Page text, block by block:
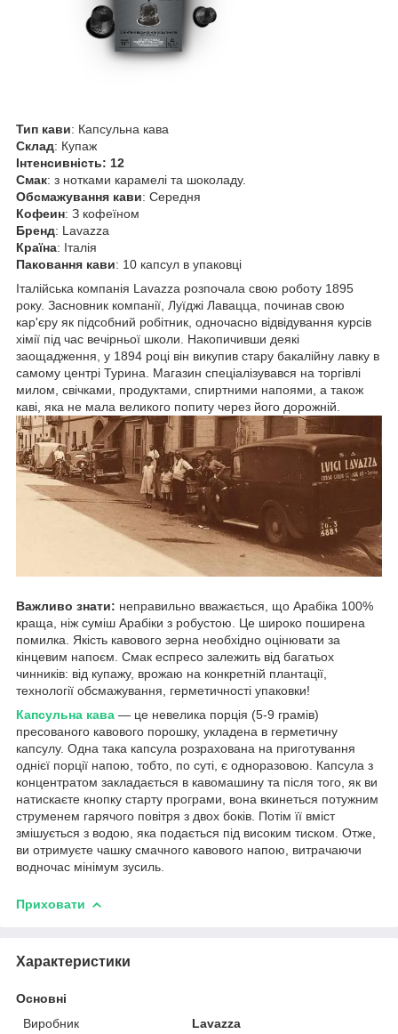
Тип кави: Капсульна кава
Склад: Купаж
Інтенсивність: 12
Смак: з нотками карамелі та шоколаду.
Обсмажування кави: Середня
Кофеин: З кофеїном
Бренд: Lavazza
Країна: Італія
Паковання кави: 10 капсул в упаковці
Італійська компанія Lavazza розпочала свою роботу 1895
року. Засновник компанії, Луїджі Лавацца, починав свою
кар'єру як підсобний робітник, одночасно відвідування курсів
хімії під час вечірньої школи. Накопичивши деякі
заощадження, у 1894 році він викупив стару бакалійну лавку в
самому центрі Турина. Магазин спеціалізувався на торгівлі
милом, свічками, продуктами, спиртними напоями, а також
каві, яка не мала великого попиту через його дорожній.
Важливо знати: неправильно вважається, що Арабіка 100%
краща, ніж суміш Арабіки з робустою. Це широко поширена
помилка. Якість кавового зерна необхідно оцінювати за
кінцевим напоєм. Смак еспресо залежить від багатьох
чинників: від купажу, врожаю на конкретній плантації,
технології обсмажування, герметичності упаковки!
Капсульна кава — це невелика порція (5-9 грамів)
пресованого кавового порошку, укладена в герметичну
капсулу. Одна така капсула розрахована на приготування
однієї порції напою, тобто, по суті, є одноразовою. Капсула з
концентратом закладається в кавомашину та після того, як ви
натискаєте кнопку старту програми, вона вкинеться потужним
струменем гарячого повітря з двох боків. Потім її вміст
змішується з водою, яка подається під високим тиском. Отже,
ви отримуєте чашку смачного кавового напою, витрачаючи
водночас мінімум зусиль.
Приховати
Характеристики
Основні
Виробник
Lavazza